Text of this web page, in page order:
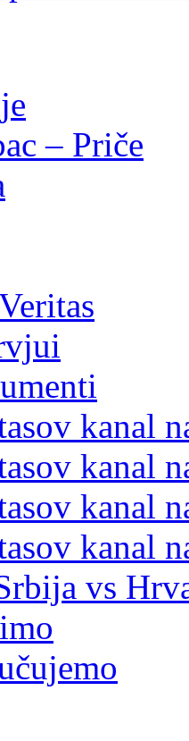
– Priče
kanal
kanal
kanal
kanal
vs